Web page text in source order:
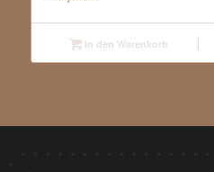
In den Warenkorb